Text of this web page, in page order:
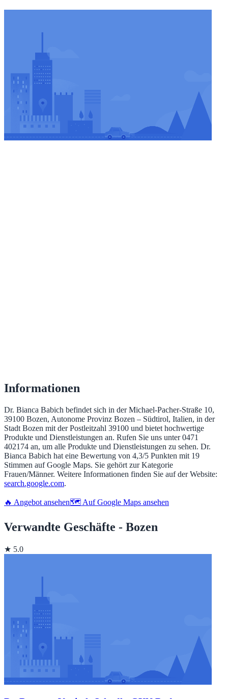
Informationen
Dr. Bianca Babich befindet sich in der Michael-Pacher-Straße 10,
39100 Bozen, Autonome Provinz Bozen – Südtirol, Italien, in der
Stadt Bozen mit der Postleitzahl 39100 und bietet hochwertige
Produkte und Dienstleistungen an. Rufen Sie uns unter 0471
402174 an, um alle Produkte und Dienstleistungen zu sehen. Dr.
Bianca Babich hat eine Bewertung von 4,3/5 Punkten mit 19
Stimmen auf Google Maps. Sie gehört zur Kategorie
Frauen/Männer. Weitere Informationen finden Sie auf der Website:
search.google.com.
🔥 Angebot ansehen🗺️ Auf Google Maps ansehen
Verwandte Geschäfte - Bozen
★ 5.0